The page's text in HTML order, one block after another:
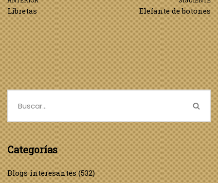
Libretas Elefante de botones
Categorías
Blogs interesantes(532)